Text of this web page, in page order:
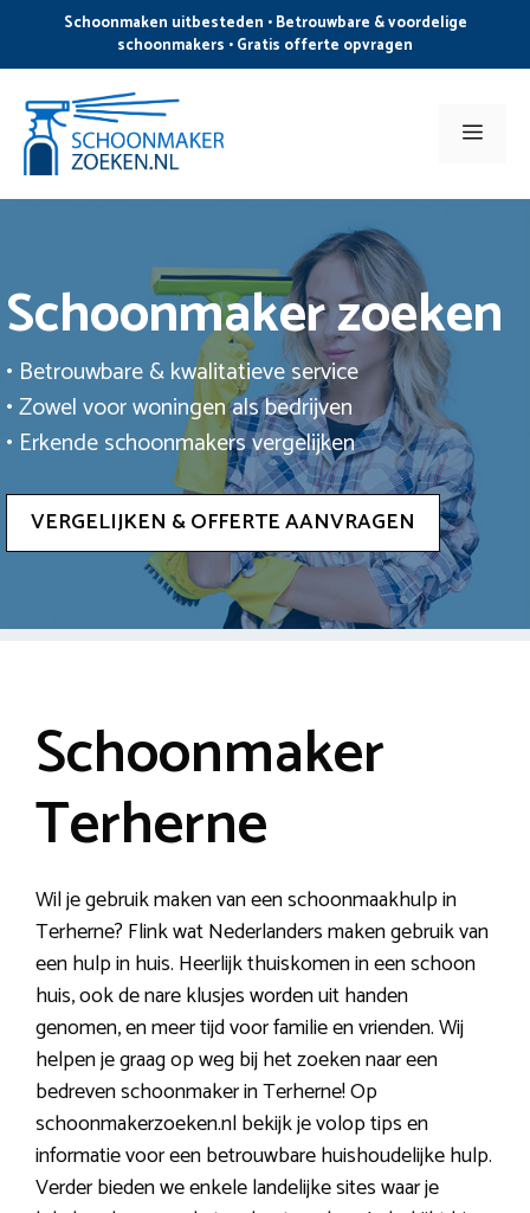
de
inhoud
Schoonmaken uitbesteden • Betrouwbare & voordelige
schoonmakers • Gratis offerte opvragen
Menu
Schoonmaker zoeken
• Betrouwbare & kwalitatieve service
• Zowel voor woningen als bedrijven
• Erkende schoonmakers vergelijken
VERGELIJKEN & OFFERTE AANVRAGEN
Schoonmaker
Terherne
Wil je gebruik maken van een schoonmaakhulp in
Terherne? Flink wat Nederlanders maken gebruik van
een hulp in huis. Heerlijk thuiskomen in een schoon
huis, ook de nare klusjes worden uit handen
genomen, en meer tijd voor familie en vrienden. Wij
helpen je graag op weg bij het zoeken naar een
bedreven schoonmaker in Terherne! Op
schoonmakerzoeken.nl bekijk je volop tips en
informatie voor een betrouwbare huishoudelijke hulp.
Verder bieden we enkele landelijke sites waar je